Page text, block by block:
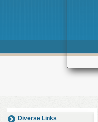
Diverse Links